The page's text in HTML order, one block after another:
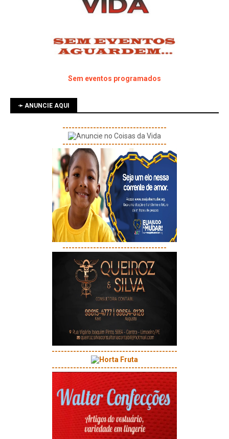
Sem eventos programados
➛ ANUNCIE AQUI
----------------------------------
----------------------------------
----------------------------------
-----------------------------------------
-----------------------------------------